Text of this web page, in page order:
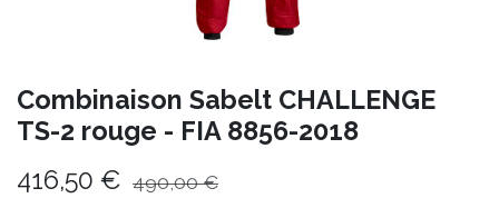
Combinaison Sabelt CHALLENGE
TS-2 rouge - FIA 8856-2018
416,50 € 490,00€